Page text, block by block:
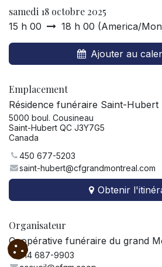
samedi 18 octobre 2025
15 h 00 18 h 00 (America/
Ajouter au
Emplacement
Résidence funéraire Saint-Hubert
5000 boul. Cousineau
Saint-Hubert QC J3Y7G5
Canada
450 677-5203
saint-hubert@cfgrandmontreal.com
Obtenir
Organisateur
Coopérative funéraire du grand
514 687-9903